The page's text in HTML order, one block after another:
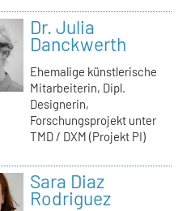
Dr. Julia
Danckwerth
Ehemalige künstlerische
Mitarbeiterin, Dipl.
Designerin,
Forschungsprojekt unter
TMD / DXM (Projekt PI)
Sara Diaz
Rodriguez